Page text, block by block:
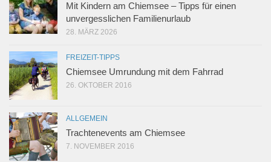
Mit Kindern am Chiemsee – Tipps für einen
unvergesslichen Familienurlaub
28. MÄRZ 2026
FREIZEIT-TIPPS
Chiemsee Umrundung mit dem Fahrrad
26. OKTOBER 2016
ALLGEMEIN
Trachtenevents am Chiemsee
7. NOVEMBER 2016